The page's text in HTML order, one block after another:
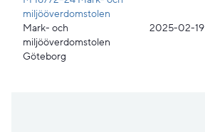
miljööverdomstolen
Mark- och
miljööverdomstolen
Göteborg
2025-02-19